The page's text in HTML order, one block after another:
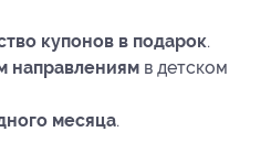
купонов в подарок.
направлениям в детском
месяца.